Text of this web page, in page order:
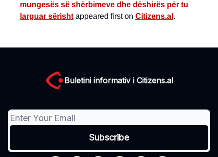
mungesës së shërbimeve dhe dëshirës për tu
larguar sërisht appeared first on Citizens.al .
Buletini informativ i Citizens.al